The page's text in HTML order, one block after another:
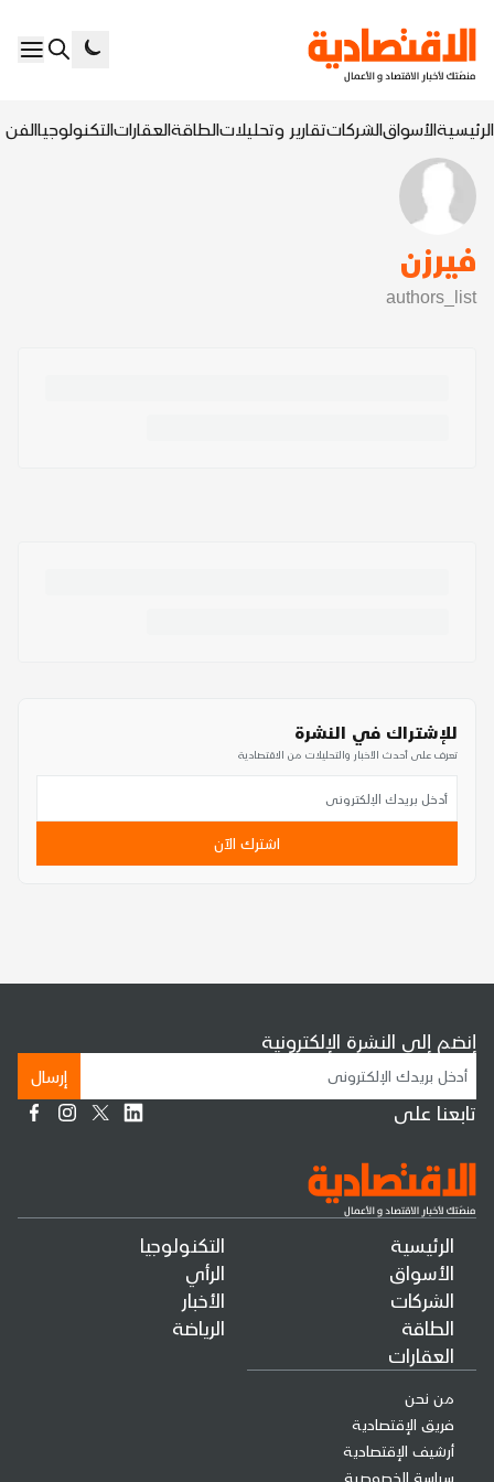
الرئيسيةالأسواقالشركاتتقارير وتحليلاتالطاقةالعقاراتالتكنولوجياالفن
فيرزن
authors_list
للإشتراك في النشرة
تعرف على أحدث الأخبار والتحليلات من الاقتصادية
اشترك الآن
الرئيسية
الأسواق
الشركات
الطاقة
العقارات
التكنولوجيا
الرأي
الأخبار
الرياضة
من نحن
فريق الإقتصادية
أرشيف الإقتصادية
سياسة الخصوصية
إنضم إلى النشرة الإلكترونية
إرسال
تابعنا على